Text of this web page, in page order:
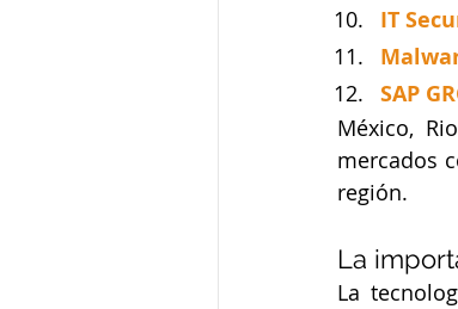
IT
SAP
México,
mercados
La
La